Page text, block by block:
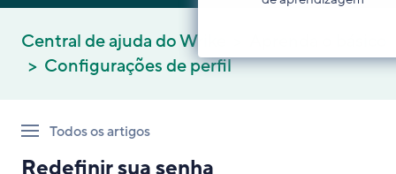
Central de ajuda do Wrike
Configurações de perfil
Todos os artigos
Redefinir sua senha